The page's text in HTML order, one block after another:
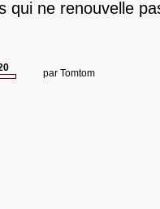
qui ne renouvelle
par Tomtom